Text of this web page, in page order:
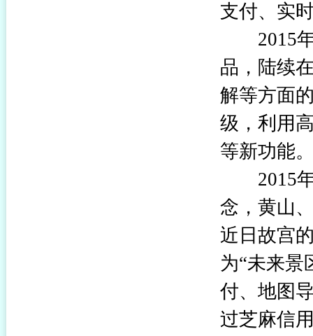
支付、实
2015年7
品，陆续
解等方面
级，利用
等新功能
2015年9
念，黄山
近日故宫
为“未来景
付、地图
过芝麻信